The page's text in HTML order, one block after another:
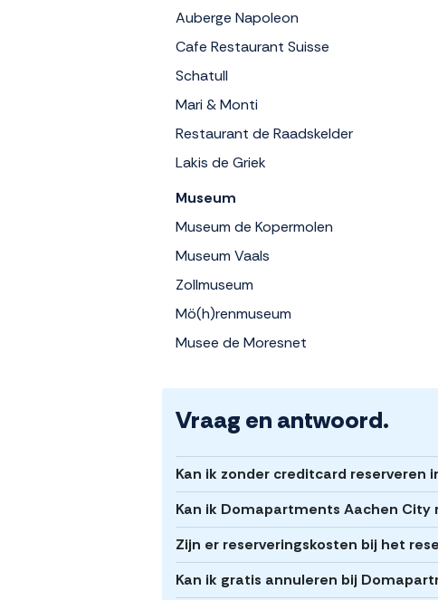
Auberge Napoleon
Cafe Restaurant Suisse
Schatull
Mari & Monti
Restaurant de Raadskelder
Lakis de Griek
Museum
Museum de Kopermolen
Museum Vaals
Zollmuseum
Mö(h)renmuseum
Musee de Moresnet
Vraag en antwoord.
Kan ik zonder creditcard reserveren
Kan ik Domapartments Aachen
Zijn er reserveringskosten bij het
Kan ik gratis annuleren bij